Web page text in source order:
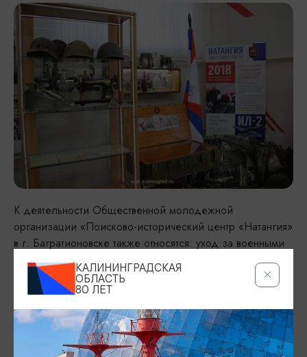
К деятельности Общественной молодежной
организации «Поисково-исторический центр «Натангия»
в г. Багратионовске также относятся: уход за военными
мемориалами, краеведение и туризм, архивная
деятельность, патриотическое воспитание и
просветительская деятельность.
Вход на экспозицию по предварительной
договоренности по телефону. Бесплатно.
КАЛИНИНГРАДСКАЯ
ОБЛАСТЬ
80 ЛЕТ